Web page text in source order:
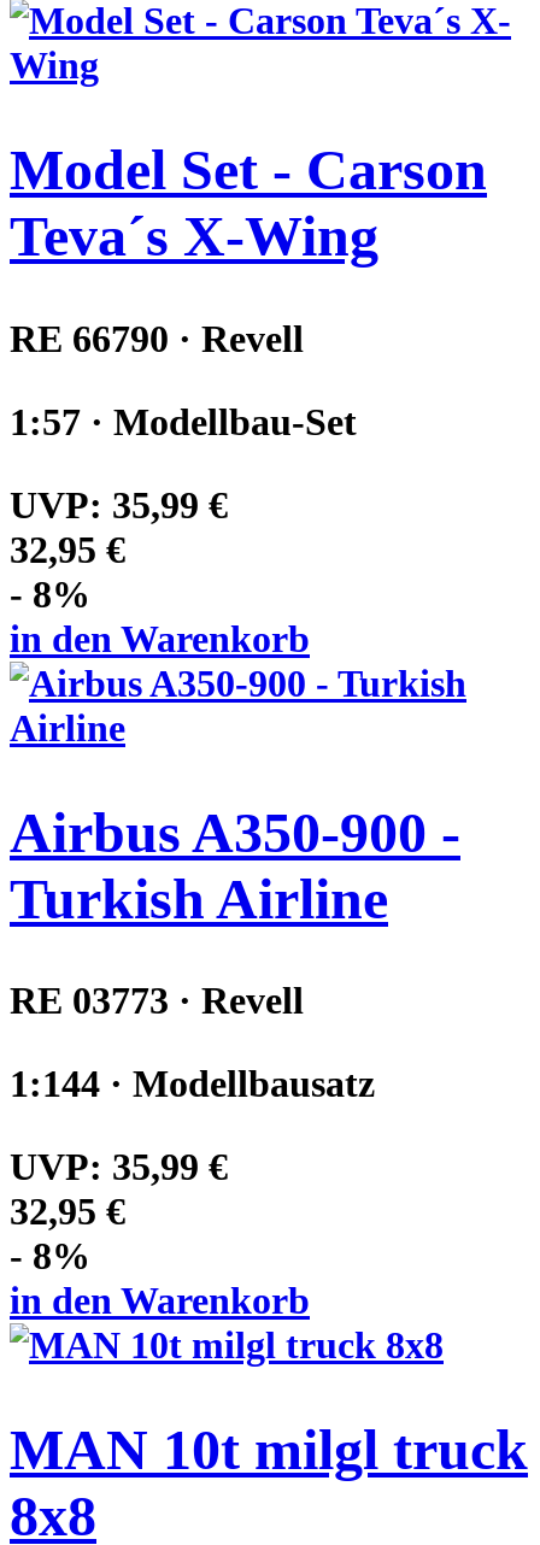
Model Set - Carson
Teva´s X-Wing
RE 66790 · Revell
1:57 · Modellbau-Set
UVP: 35,99 €
32,95 €
- 8%
in den Warenkorb
Airbus A350-900 -
Turkish Airline
RE 03773 · Revell
1:144 · Modellbausatz
UVP: 35,99 €
32,95 €
- 8%
in den Warenkorb
MAN 10t milgl truck
8x8